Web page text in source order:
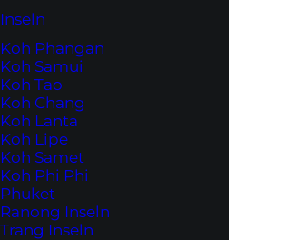
Inseln
Koh Phangan
Koh Samui
Koh Tao
Koh Chang
Koh Lanta
Koh Lipe
Koh Samet
Koh Phi Phi
Phuket
Ranong Inseln
Trang Inseln